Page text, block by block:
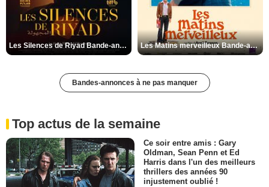
Les Silences de Riyad Bande-annonce VO STFR Les Matins merveilleux Bande-annonce VF
Bandes-annonces à ne pas manquer
Top actus de la semaine
Ce soir entre amis : Gary
Oldman, Sean Penn et Ed
Harris dans l'un des meilleurs
thrillers des années 90
injustement oublié !